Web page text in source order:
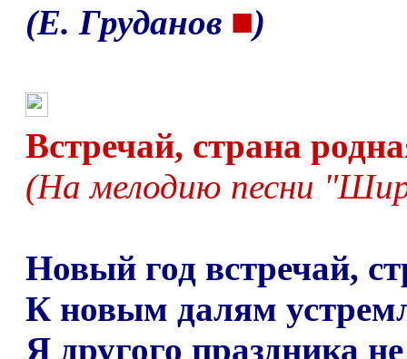
(Е. Груданов ■)
Встречай, страна
(На мелодию песни
Новый год встречай,
К новым далям
Я другого праздника